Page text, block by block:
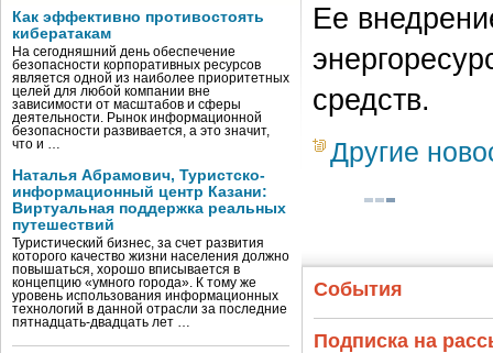
Как эффективно противостоять
кибератакам
На сегодняшний день обеспечение
безопасности корпоративных ресурсов
является одной из наиболее приоритетных
целей для любой компании вне
зависимости от масштабов и сферы
деятельности. Рынок информационной
безопасности развивается, а это значит,
что и …
Наталья Абрамович, Туристско-
информационный центр Казани:
Виртуальная поддержка реальных
путешествий
Туристический бизнес, за счет развития
которого качество жизни населения должно
повышаться, хорошо вписывается в
концепцию «умного города». К тому же
уровень использования информационных
технологий в данной отрасли за последние
пятнадцать-двадцать лет …
Ее
средств.
Другие
События
Подписка на